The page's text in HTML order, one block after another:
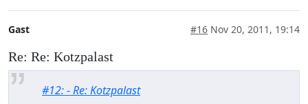
Gast #16 Nov 20, 2011, 19:14
Re: Re: Kotzpalast
#12: - Re: Kotzpalast